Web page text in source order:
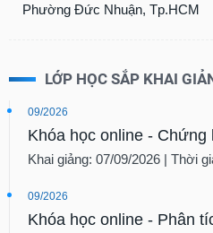
Phường Đức Nhuận, Tp.HCM
LỚP HỌC SẮP KHAI
09/2026
Khóa học online - Chứng
Khai giảng: 07/09/2026 | Thời
09/2026
Khóa học online - Phân